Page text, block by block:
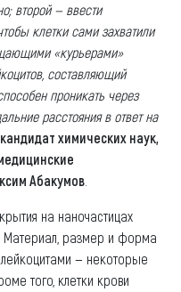
второй — ввести
клетки сами захватили
«курьерами»
составляющий
проникать через
расстояния в ответ на
химических наук,
Абакумов
на наночастицах
Материал, размер и форма
— некоторые
того, клетки крови